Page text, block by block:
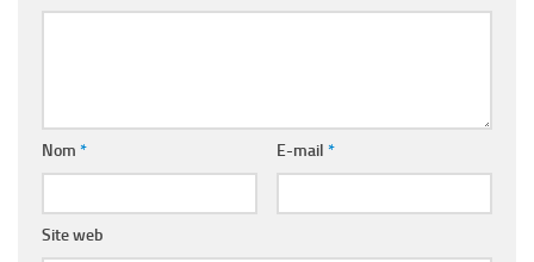
Nom * E-mail *
Site web